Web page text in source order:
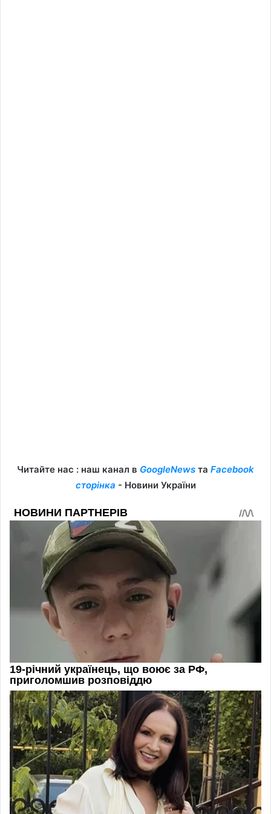
Читайте нас : наш канал в GoogleNews та Facebook
сторінка - Новини України